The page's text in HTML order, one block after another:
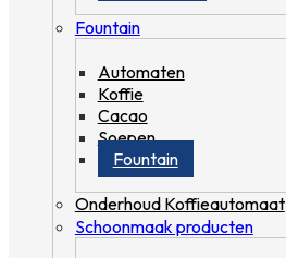
Fountain
Automaten
Koffie
Cacao
Soepen
Fountain
Onderhoud Koffieautomaat
Schoonmaak producten